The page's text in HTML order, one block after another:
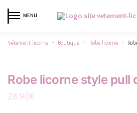
MENU
Vêtement licorne » Boutique » Robe licorne »
Robe licorne style pull
28.90€